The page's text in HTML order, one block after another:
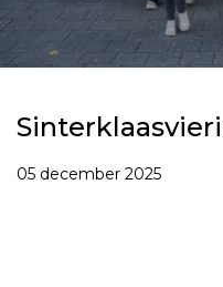
05 december 2025